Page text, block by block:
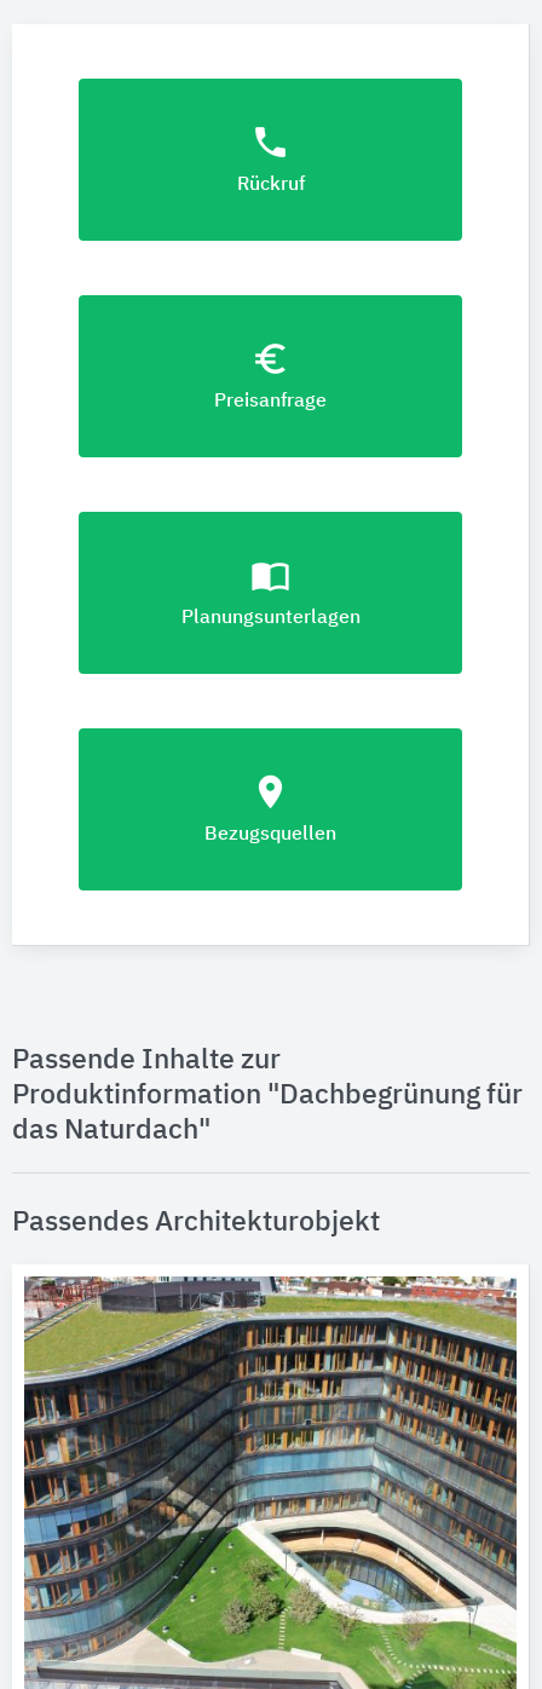
phone
Rückruf
euro_symbol
Preisanfrage
import_contacts
Planungsunterlagen
location_on
Bezugsquellen
Passende Inhalte zur
Produktinformation "Dachbegrünung für
das Naturdach"
Passendes Architekturobjekt